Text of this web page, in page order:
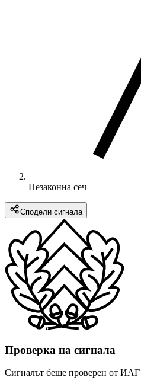
Незаконна сеч
Сподели сигнала
Проверка на сигнала
Сигналът беше проверен от ИАГ